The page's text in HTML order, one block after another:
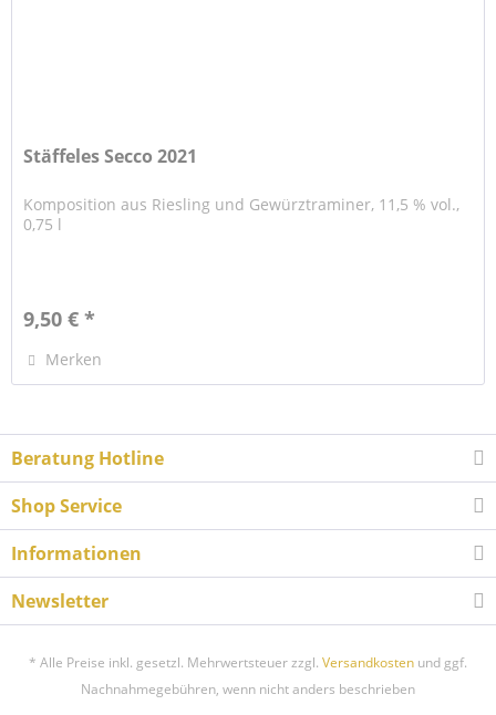
Stäffeles Secco 2021
Komposition aus Riesling und Gewürztraminer, 11,5 % vol.,
0,75 l
9,50 € *
Merken
Beratung Hotline
Shop Service
Informationen
Newsletter
* Alle Preise inkl. gesetzl. Mehrwertsteuer zzgl. Versandkosten und ggf.
Nachnahmegebühren, wenn nicht anders beschrieben